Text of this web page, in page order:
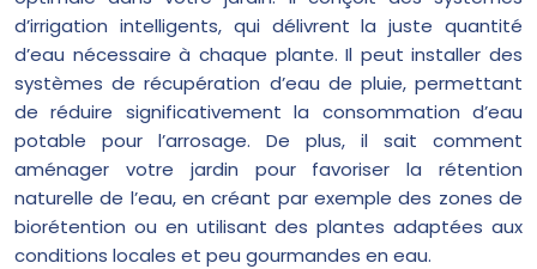
d’irrigation intelligents, qui délivrent la juste quantité
d’eau nécessaire à chaque plante. Il peut installer des
systèmes de récupération d’eau de pluie, permettant
de réduire significativement la consommation d’eau
potable pour l’arrosage. De plus, il sait comment
aménager votre jardin pour favoriser la rétention
naturelle de l’eau, en créant par exemple des zones de
biorétention ou en utilisant des plantes adaptées aux
conditions locales et peu gourmandes en eau.